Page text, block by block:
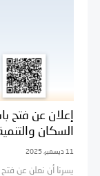
إعلان عن فتح
السكان والتنمية
11 ديسمبر، 2025
يسرنا أن نعلن عن